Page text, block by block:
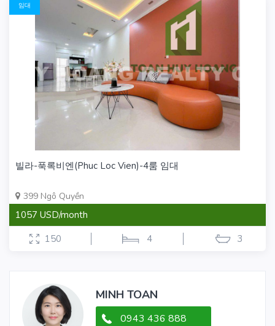
임대
빌라-푹록비엔(Phuc Loc Vien)-4룸 임대
399 Ngô Quyền
1057 USD/month
150
4 3
MINH TOAN
0943 436 888